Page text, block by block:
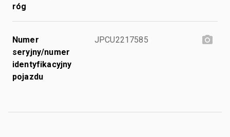
róg
Numer
seryjny/numer
identyfikacyjny
pojazdu
JPCU2217585